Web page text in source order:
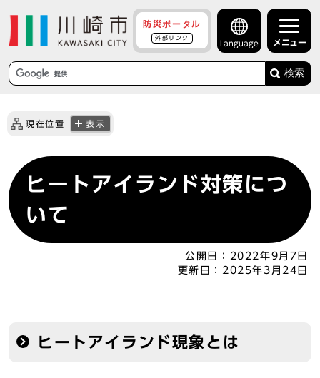
防災ポータル
外部リンク
Language メニュー
検索
現在位置 表示
ヒートアイランド対策につ
いて
公開日：
2022年9月7日
更新日： 2025年3月24日
ヒートアイランド現象とは